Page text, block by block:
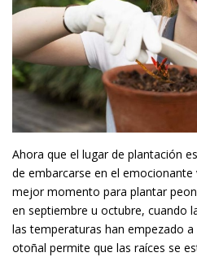
Ahora que el lugar de plantación
de embarcarse en el emocionante
mejor momento para plantar
en septiembre u octubre, cuando
las temperaturas han empezado
otoñal permite que las raíces se